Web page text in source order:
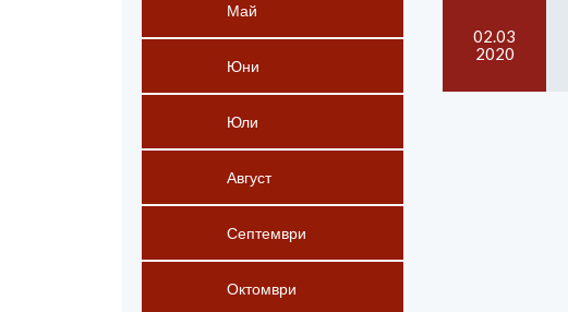
Май
Юни
Юли
Август
Септември
Октомври
02.03
2020